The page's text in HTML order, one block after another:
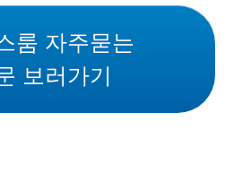
룸 자주묻는
보러가기